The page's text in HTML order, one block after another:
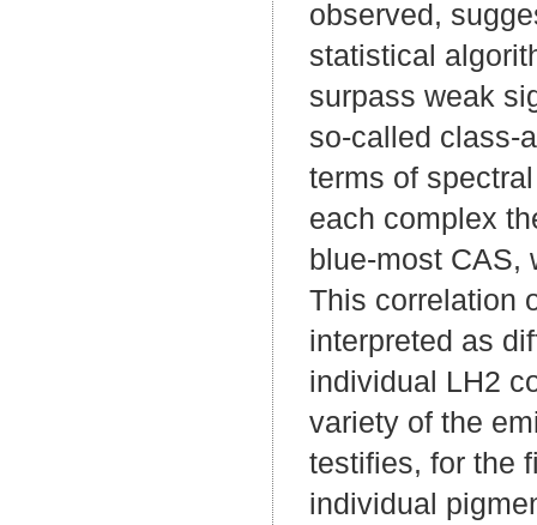
observed,
statistical
surpass weak
so-called class-
terms of
each complex
blue-most CAS,
This correlation
interpreted as
individual LH2
variety of the
testifies, for the
individual